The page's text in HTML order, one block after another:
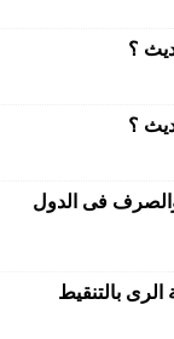
؟
؟
فى الدول
بالتنقيط